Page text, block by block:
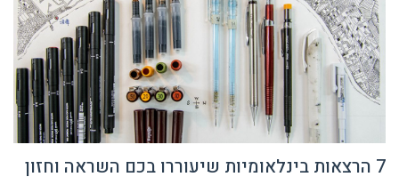
7 הרצאות בינלאומיות שיעוררו בכם השראה וחזון